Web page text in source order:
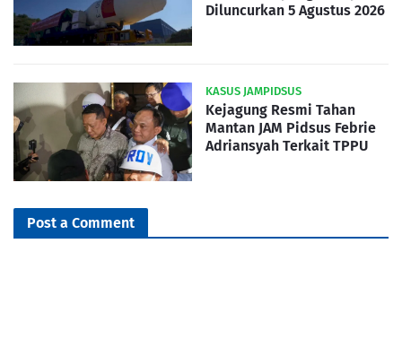
Diluncurkan 5 Agustus 2026
KASUS JAMPIDSUS
Kejagung Resmi Tahan
Mantan JAM Pidsus Febrie
Adriansyah Terkait TPPU
Post a Comment